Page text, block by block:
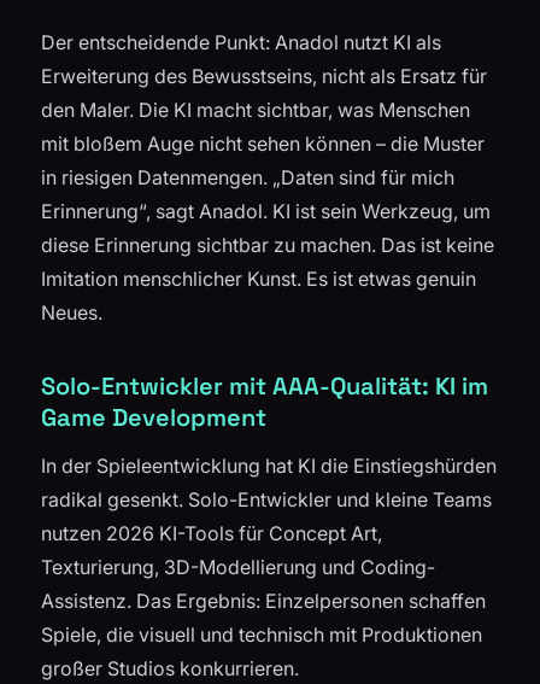
Der entscheidende Punkt: Anadol nutzt KI als
Erweiterung des Bewusstseins, nicht als Ersatz für
den Maler. Die KI macht sichtbar, was Menschen
mit bloßem Auge nicht sehen können – die Muster
in riesigen Datenmengen. „Daten sind für mich
Erinnerung“, sagt Anadol. KI ist sein Werkzeug, um
diese Erinnerung sichtbar zu machen. Das ist keine
Imitation menschlicher Kunst. Es ist etwas genuin
Neues.
Solo-Entwickler mit AAA-Qualität: KI im
Game Development
In der Spieleentwicklung hat KI die Einstiegshürden
radikal gesenkt. Solo-Entwickler und kleine Teams
nutzen 2026 KI-Tools für Concept Art,
Texturierung, 3D-Modellierung und Coding-
Assistenz. Das Ergebnis: Einzelpersonen schaffen
Spiele, die visuell und technisch mit Produktionen
großer Studios konkurrieren.